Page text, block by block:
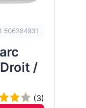
506284931
/
(3)